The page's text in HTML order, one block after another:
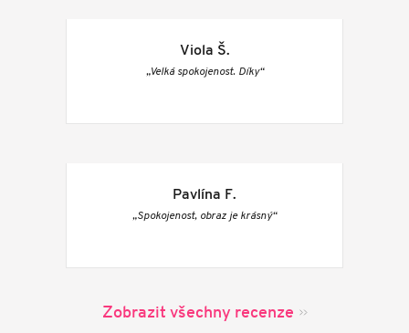
Viola Š.
„Velká spokojenost. Díky“
Pavlína F.
„Spokojenost, obraz je krásný“
Zobrazit všechny recenze